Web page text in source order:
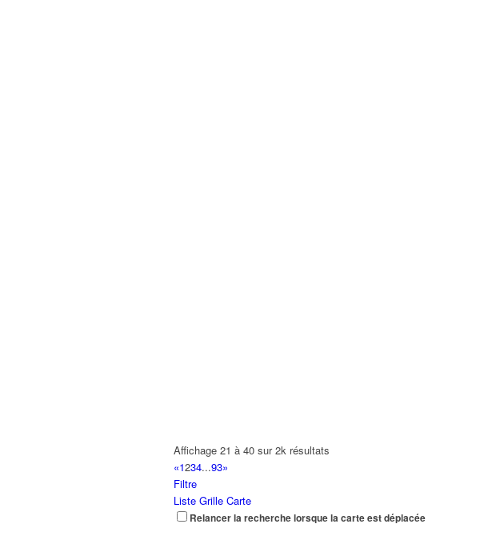
Affichage 21 à 40 sur 2k résultats
«1234...93»
Filtre
Liste Grille Carte
Relancer la recherche lorsque la carte est déplacée